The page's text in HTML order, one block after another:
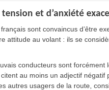
et d’anxiété
sont convaincus d’être
attitude au volant : ils se
conducteurs sont forcément
au moins un adjectif négatif
autres usagers de la route,